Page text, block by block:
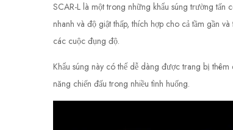
SCAR-L là một trong những khẩu súng trường
nhanh và độ giật thấp, thích hợp cho cả tầm gần
các cuộc đụng độ.
Khẩu súng này có thể dễ dàng được trang bị thêm
năng chiến đấu trong nhiều tình huống.